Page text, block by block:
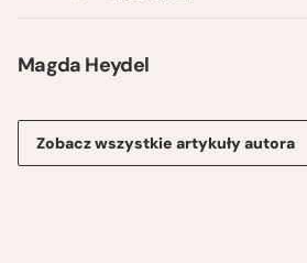
Magda Heydel
Zobacz wszystkie artykuły autora